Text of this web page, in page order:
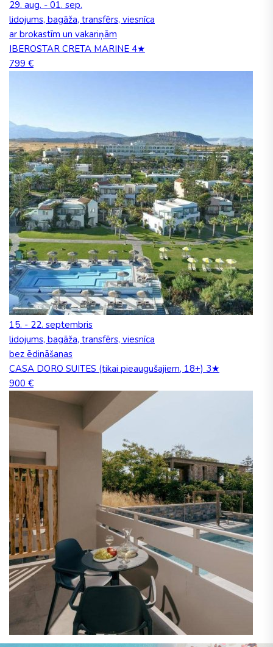
29. aug. - 01. sep.
lidojums, bagāža, transfērs, viesnīca
ar brokastīm un vakariņām
IBEROSTAR CRETA MARINE 4★
799 €
15. - 22. septembris
lidojums, bagāža, transfērs, viesnīca
bez ēdināšanas
CASA DORO SUITES (tikai pieaugušajiem, 18+) 3★
900 €